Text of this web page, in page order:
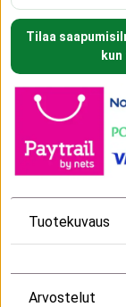
Tilaa
Tuotekuvaus
Arvostelut